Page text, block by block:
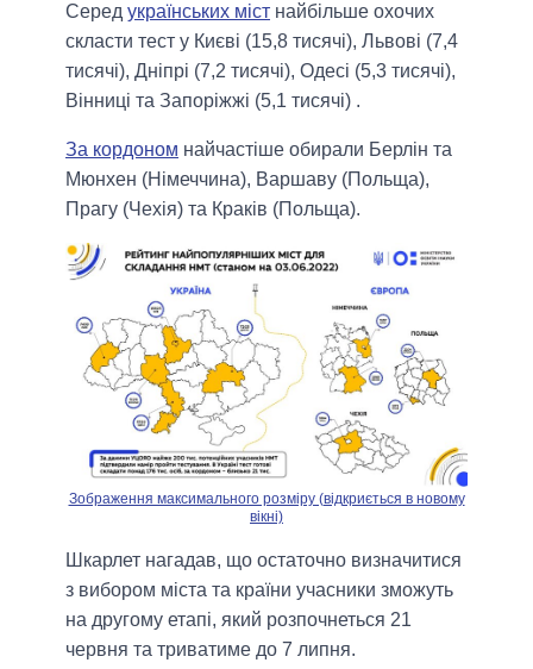
Серед українських міст найбільше охочих
скласти тест у Києві (15,8 тисячі), Львові (7,4
тисячі), Дніпрі (7,2 тисячі), Одесі (5,3 тисячі),
Вінниці та Запоріжжі (5,1 тисячі) .
За кордоном найчастіше обирали Берлін та
Мюнхен (Німеччина), Варшаву (Польща),
Прагу (Чехія) та Краків (Польща).
Зображення максимального розміру (відкриється в новому
вікні)
Шкарлет нагадав, що остаточно визначитися
з вибором міста та країни учасники зможуть
на другому етапі, який розпочнеться 21
червня та триватиме до 7 липня.